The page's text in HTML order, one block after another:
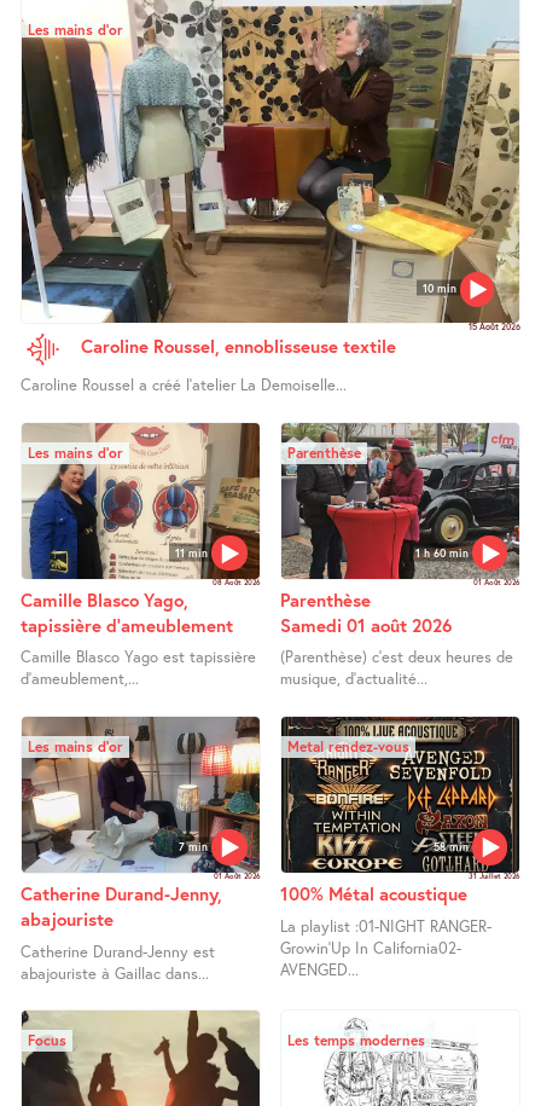
10 min
Les mains d’or
15 Août 2026
Caroline Roussel, ennoblisseuse textile
Caroline Roussel a créé l’atelier La Demoiselle...
11 min
Les mains d’or
08 Août 2026
Camille Blasco Yago,
tapissière d’ameublement
Camille Blasco Yago est tapissière
d’ameublement,...
1 h 60 min
Parenthèse
01 Août 2026
Parenthèse
Samedi 01 août 2026
(Parenthèse) c’est deux heures de
musique, d’actualité...
7 min
Les mains d’or
01 Août 2026
Catherine Durand-Jenny,
abajouriste
Catherine Durand-Jenny est
abajouriste à Gaillac dans...
58 min
Metal rendez-vous
31 Juillet 2026
100% Métal acoustique
La playlist :01-NIGHT RANGER-
Growin’Up In California02-
AVENGED...
Focus Les temps modernes